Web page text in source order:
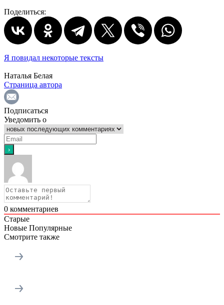
Поделиться:
Я повидал некоторые тексты
Наталья Белая
Страница автора
Подписаться
Уведомить о
0 комментариев
Старые
Новые Популярные
Смотрите также